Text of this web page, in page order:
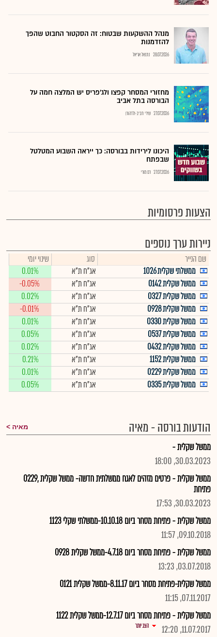
מנהל ההשקעות שבטוח: זה הסקטור החבוט שהפך
להזדמנות
28.07.2026 נתנאל אריאל
מחזורי המסחר קפצו ולג'פריס יש המלצה חמה על
הבורסה בתל אביב
27.07.2026 שירי חביב-ולדהורן
היכונו לירידות בבורסה: כך ייראה השבוע המטלטל
שבפתח
27.07.2026 רם מורי
הצעות פרסומיות
ניירות ערך נוספים
שם הנייר סוג
שינוי יומי
ממשלתי שקלית 1026
אג"ח ת"א
0.01%
ממשל שקלית 0142
אג"ח ת"א
-0.05%
ממשל שקלית 0327
אג"ח ת"א
0.02%
ממשל שקלית 0928
אג"ח ת"א
-0.01%
ממשל שקלית 0330
אג"ח ת"א
0.01%
ממשל שקלית 0537
אג"ח ת"א
0.05%
ממשל שקלית 0432
אג"ח ת"א
0.02%
ממשל שקלית 1152
אג"ח ת"א
0.21%
ממשל שקלית 0229
אג"ח ת"א
0.01%
ממשל שקלית 0335
אג"ח ת"א 0.05%
הודעות בורסה - מאיה מאיה
ממשל שקלית -
30.03.2023, 18:00
ממשל שקלית - פרטים מזהים לאגח ממשלתית חדשה- ממשל שקלית ,0229
פתיחת
30.03.2023, 17:53
ממשל שקלית - פתיחת מסחר ביום 10.10.18-ממשלתי שקלי 1123
09.10.2018, 11:57
ממשל שקלית - פתיחת מסחר ביום 4.7.18-ממשל שקלית 0928
03.07.2018, 13:23
ממשל שקלית-פתיחת מסחר ביום 8.11.17-ממשל שקלית 0121
07.11.2017, 11:15
ממשל שקלית - פתיחת מסחר ביום 12.7.17-ממשל שקלית 1122
11.07.2017, 12:20
הצג יותר